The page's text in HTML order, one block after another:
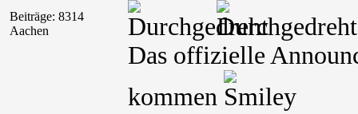
Beiträge: 8314
Aachen
Das offizielle
kommen